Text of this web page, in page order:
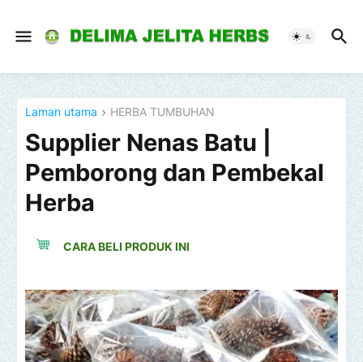
Laman utama HERBA TUMBUHAN
Supplier Nenas Batu |
Pemborong dan Pembekal
Herba
CARA BELI PRODUK INI